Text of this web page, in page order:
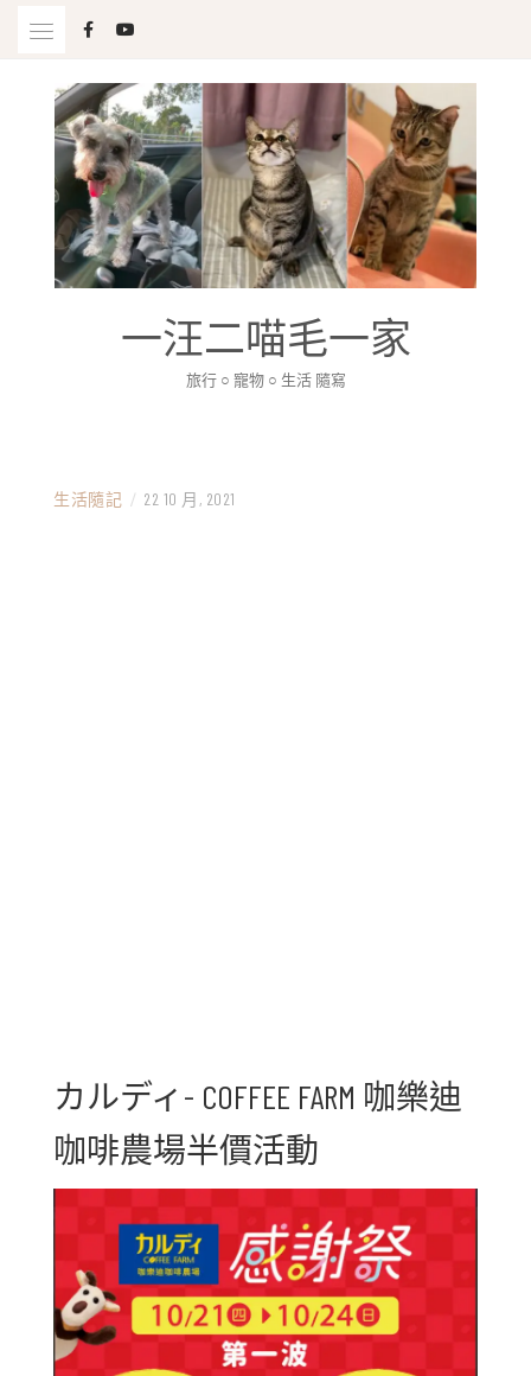
一汪二喵毛一家
旅行 ○ 寵物 ○ 生活 隨寫
生活隨記 / 22 10 月, 2021
カルディ- COFFEE FARM 咖樂迪
咖啡農場半價活動